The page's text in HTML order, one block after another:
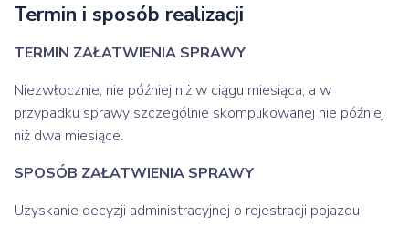
Termin i sposób realizacji
TERMIN ZAŁATWIENIA SPRAWY
Niezwłocznie, nie później niż w ciągu miesiąca, a w
przypadku sprawy szczególnie skomplikowanej nie później
niż dwa miesiące.
SPOSÓB ZAŁATWIENIA SPRAWY
Uzyskanie decyzji administracyjnej o rejestracji pojazdu